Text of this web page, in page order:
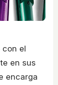
con el
en sus
encarga